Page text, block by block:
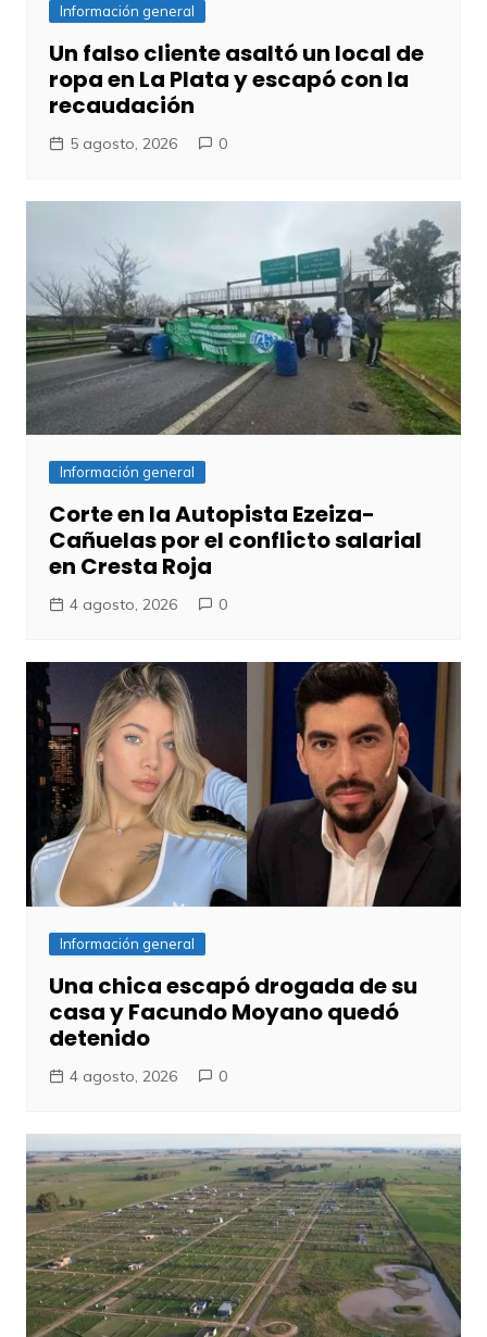
Información general
Un falso cliente asaltó un local de
ropa en La Plata y escapó con la
recaudación
5 agosto, 2026 0
Información general
Corte en la Autopista Ezeiza-
Cañuelas por el conflicto salarial
en Cresta Roja
4 agosto, 2026 0
Información general
Una chica escapó drogada de su
casa y Facundo Moyano quedó
detenido
4 agosto, 2026 0